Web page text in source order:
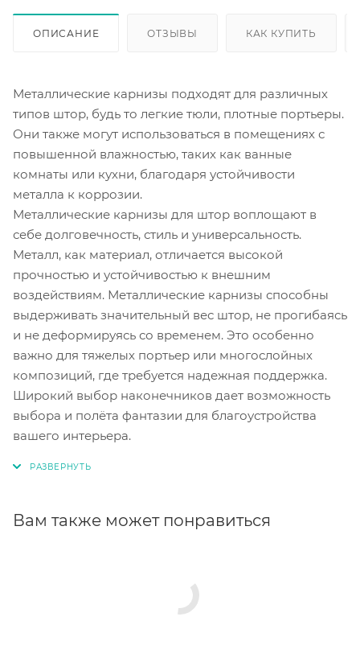
ОПИСАНИЕ ОТЗЫВЫ КАК КУПИТЬ
Металлические карнизы подходят для различных
типов штор, будь то легкие тюли, плотные портьеры.
Они также могут использоваться в помещениях с
повышенной влажностью, таких как ванные
комнаты или кухни, благодаря устойчивости
металла к коррозии.
Металлические карнизы для штор воплощают в
себе долговечность, стиль и универсальность.
Металл, как материал, отличается высокой
прочностью и устойчивостью к внешним
воздействиям. Металлические карнизы способны
выдерживать значительный вес штор, не прогибаясь
и не деформируясь со временем. Это особенно
важно для тяжелых портьер или многослойных
композиций, где требуется надежная поддержка.
Широкий выбор наконечников дает возможность
выбора и полёта фантазии для благоустройства
вашего интерьера.
Вам также может понравиться